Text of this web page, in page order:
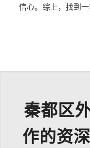
信心。综上，找到
秦都区
作的资